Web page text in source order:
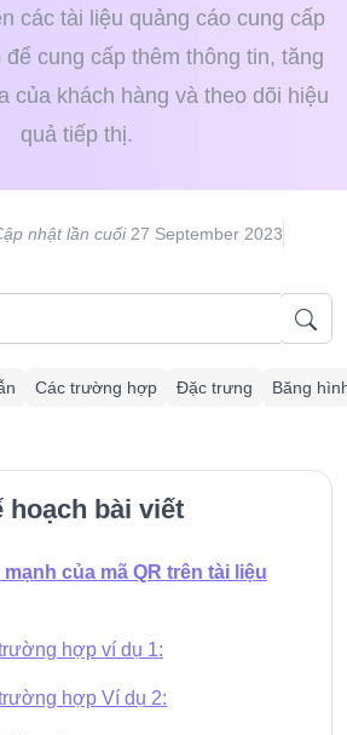
các tài liệu quảng cáo cung cấp
cung cấp thêm thông tin, tăng
của khách hàng và theo dõi hiệu
quả tiếp thị.
nhật lần cuối27 September 2023
Các trường hợp Đặc trưng Băng
hoạch bài viết
của mã QR trên tài liệu
hợp ví dụ 1:
hợp Ví dụ 2: